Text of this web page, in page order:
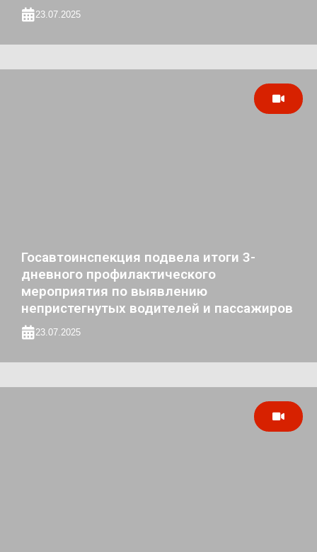
23.07.2025
Госавтоинспекция подвела итоги 3-
дневного профилактического
мероприятия по выявлению
непристегнутых водителей и пассажиров
23.07.2025